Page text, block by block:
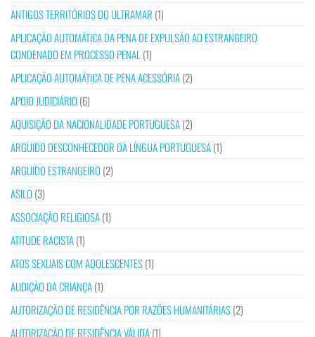
ANTIGOS TERRITÓRIOS DO ULTRAMAR (1)
APLICAÇÃO AUTOMÁTICA DA PENA DE EXPULSÃO AO ESTRANGEIRO
CONDENADO EM PROCESSO PENAL (1)
APLICAÇÃO AUTOMÁTICA DE PENA ACESSÓRIA(2)
APOIO JUDICIÁRIO (6)
AQUISIÇÃO DA NACIONALIDADE PORTUGUESA(2)
ARGUIDO DESCONHECEDOR DA LÍNGUA PORTUGUESA(1)
ARGUIDO ESTRANGEIRO (2)
ASILO (3)
ASSOCIAÇÃO RELIGIOSA(1)
ATITUDE RACISTA(1)
ATOS SEXUAIS COM ADOLESCENTES(1)
AUDIÇÃO DA CRIANÇA(1)
AUTORIZAÇÃO DE RESIDÊNCIA POR RAZÕES HUMANITÁRIAS(2)
AUTORIZAÇÃO DE RESIDÊNCIA VÁLIDA(1)